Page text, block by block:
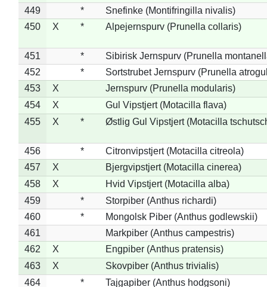
449
*
Snefinke (Montifringilla nivalis)
450
X * Alpejernspurv (Prunella collaris)
451 *
Sibirisk Jernspurv (Prunella
452
*
Sortstrubet Jernspurv (Prunella
453
X
Jernspurv (Prunella modularis)
454
X
Gul Vipstjert (Motacilla flava)
455
X * Østlig Gul Vipstjert (Motacilla
456 *
Citronvipstjert (Motacilla citreola)
457
X
Bjergvipstjert (Motacilla cinerea)
458
X
Hvid Vipstjert (Motacilla alba)
459
*
Storpiber (Anthus richardi)
460
*
Mongolsk Piber (Anthus godlewskii)
461
Markpiber (Anthus campestris)
462
X
Engpiber (Anthus pratensis)
463
X
Skovpiber (Anthus trivialis)
464
* Tajgapiber (Anthus hodgsoni)